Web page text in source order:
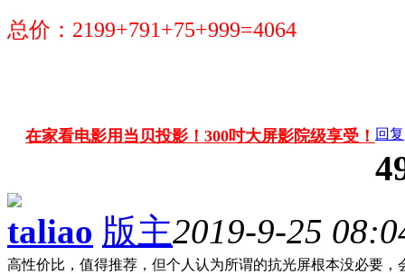
总价：2199+791+75+999=4064
在家看电影用当贝投影！300吋大屏影院级享受！ 回复
taliao 版主2019-9-25
高性价比，值得推荐，但个人认为所谓的抗光屏根本没必要